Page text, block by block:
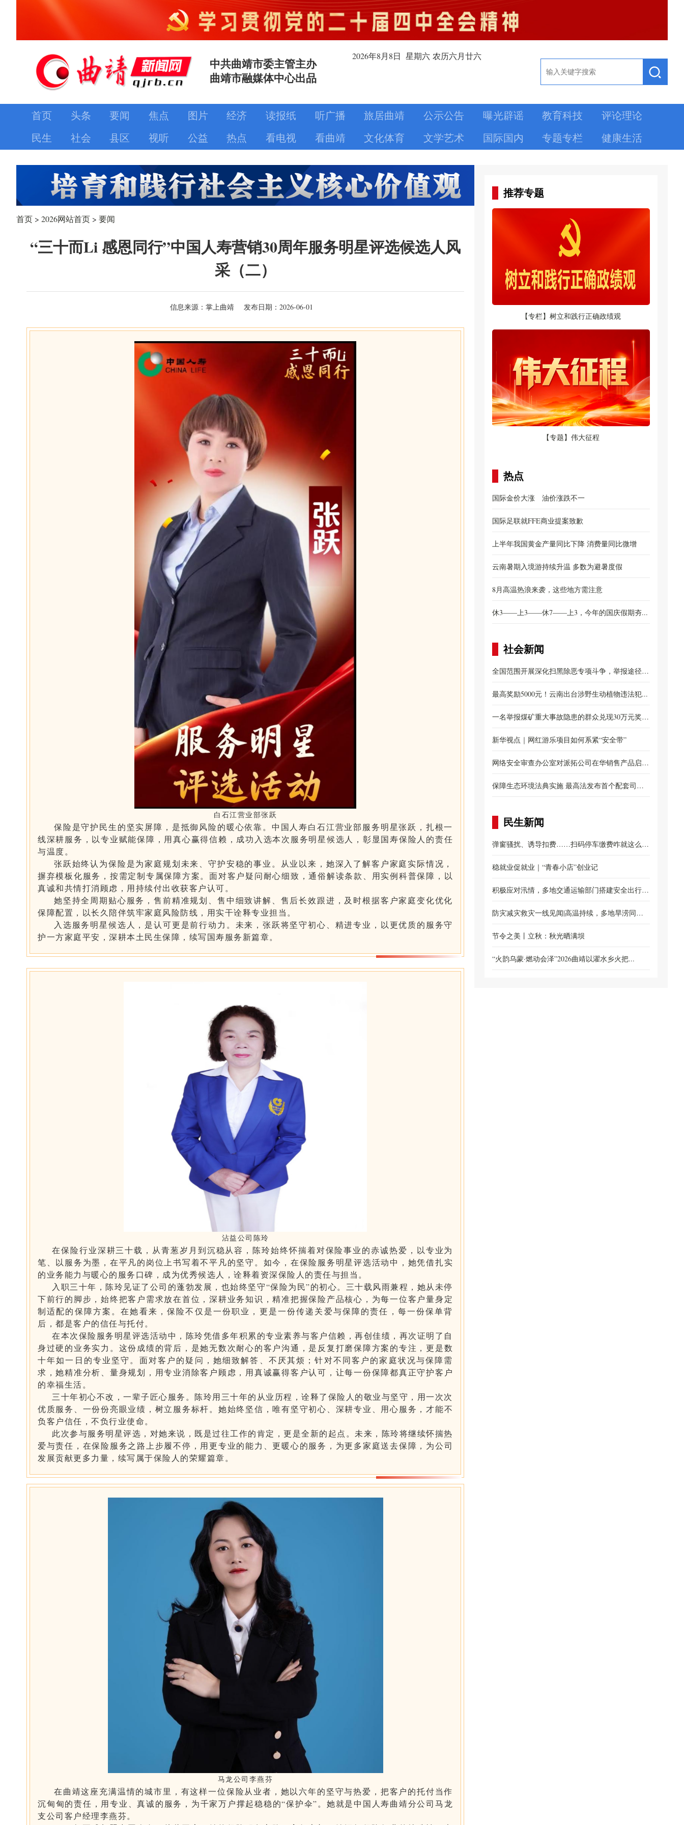
中共曲靖市委主管主办
曲靖市融媒体中心出品
2026年8月8日 星期六 农历六月廿六
首页 头条 要闻 焦点 图片 经济 读报纸 听广播 旅居曲靖 公示公告 曝光辟谣 教育科技
评论理论
民生
社会 县区 视听 公益 热点 看电视 看曲靖 文化体育 文学艺术 国际国内 专题专栏 健康生活
首页 > 2026网站首页 > 要闻
“三十而Li 感恩同行”中国人寿营销30周年服务明星评选候选人风
采（二）
信息来源：掌上曲靖 发布日期：2026-06-01
白石江营业部张跃
保险是守护民生的坚实屏障，是抵御风险的暖心依靠。中国人寿白石江营业部服务明星张跃，扎根一
线深耕服务，以专业赋能保障，用真心赢得信赖，成功入选本次服务明星候选人，彰显国寿保险人的责任
与温度。
张跃始终认为保险是为家庭规划未来、守护安稳的事业。从业以来，她深入了解客户家庭实际情况，
摒弃模板化服务，按需定制专属保障方案。面对客户疑问耐心细致，通俗解读条款、用实例科普保障，以
真诚和共情打消顾虑，用持续付出收获客户认可。
她坚持全周期贴心服务，售前精准规划、售中细致讲解、售后长效跟进，及时根据客户家庭变化优化
保障配置，以长久陪伴筑牢家庭风险防线，用实干诠释专业担当。
入选服务明星候选人，是认可更是前行动力。未来，张跃将坚守初心、精进专业，以更优质的服务守
护一方家庭平安，深耕本土民生保障，续写国寿服务新篇章。
沾益公司陈玲
在保险行业深耕三十载，从青葱岁月到沉稳从容，陈玲始终怀揣着对保险事业的赤诚热爱，以专业为
笔、以服务为墨，在平凡的岗位上书写着不平凡的坚守。如今，在保险服务明星评选活动中，她凭借扎实
的业务能力与暖心的服务口碑，成为优秀候选人，诠释着资深保险人的责任与担当。
入职三十年，陈玲见证了公司的蓬勃发展，也始终坚守“保险为民”的初心。三十载风雨兼程，她从未停
下前行的脚步，始终把客户需求放在首位，深耕业务知识，精准把握保险产品核心，为每一位客户量身定
制适配的保障方案。在她看来，保险不仅是一份职业，更是一份传递关爱与保障的责任，每一份保单背
后，都是客户的信任与托付。
在本次保险服务明星评选活动中，陈玲凭借多年积累的专业素养与客户信赖，再创佳绩，再次证明了自
身过硬的业务实力。这份成绩的背后，是她无数次耐心的客户沟通，是反复打磨保障方案的专注，更是数
十年如一日的专业坚守。面对客户的疑问，她细致解答、不厌其烦；针对不同客户的家庭状况与保障需
求，她精准分析、量身规划，用专业消除客户顾虑，用真诚赢得客户认可，让每一份保障都真正守护客户
的幸福生活。
三十年初心不改，一辈子匠心服务。陈玲用三十年的从业历程，诠释了保险人的敬业与坚守，用一次次
优质服务、一份份亮眼业绩，树立服务标杆。她始终坚信，唯有坚守初心、深耕专业、用心服务，才能不
负客户信任，不负行业使命。
此次参与服务明星评选，对她来说，既是过往工作的肯定，更是全新的起点。未来，陈玲将继续怀揣热
爱与责任，在保险服务之路上步履不停，用更专业的能力、更暖心的服务，为更多家庭送去保障，为公司
发展贡献更多力量，续写属于保险人的荣耀篇章。
马龙公司李燕芬
在曲靖这座充满温情的城市里，有这样一位保险从业者，她以六年的坚守与热爱，把客户的托付当作
沉甸甸的责任，用专业、真诚的服务，为千家万户撑起稳稳的“保护伞”。她就是中国人寿曲靖分公司马龙
支公司客户经理李燕芬。
推荐专题
【专栏】树立和践行正确政绩观
【专题】伟大征程
热点
国际金价大涨 油价涨跌不一
国际足联就FFE商业提案致歉
上半年我国黄金产量同比下降 消费量同比微增
云南暑期入境游持续升温 多数为避暑度假
8月高温热浪来袭，这些地方需注意
休3——上3——休7——上3，今年的国庆假期夯...
社会新闻
全国范围开展深化扫黑除恶专项斗争，举报途径公
布...
最高奖励5000元！云南出台涉野生动植物违法犯...
一名举报煤矿重大事故隐患的群众兑现30万元奖
励...
新华视点｜网红游乐项目如何系紧“安全带”
网络安全审查办公室对派拓公司在华销售产品启动
网...
保障生态环境法典实施 最高法发布首个配套司法
民生新闻
弹窗骚扰、诱导扣费……扫码停车缴费咋就这么
难？...
稳就业促就业｜“青春小店”创业记
积极应对汛情，多地交通运输部门搭建安全出行防
线...
防灾减灾救灾一线见闻|高温持续，多地旱涝同防
保...
节令之美丨立秋：秋光晒满坝
“火韵乌蒙·燃动会泽”2026曲靖以濯水乡火把...